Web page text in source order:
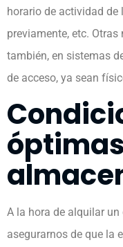
horario de actividad de
previamente, etc.
también, en sistemas
de acceso, ya sean
A la hora de alquilar
asegurarnos de que la